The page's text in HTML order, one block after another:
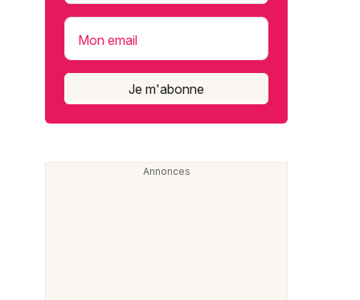
Mon email
Je m'abonne